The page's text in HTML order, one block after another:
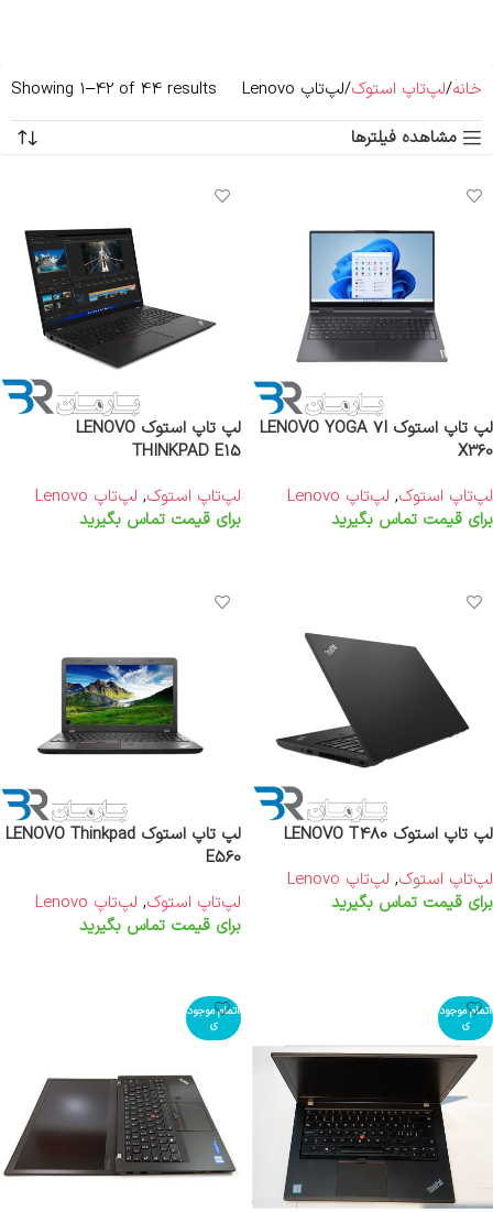
خانه لپ‌تاپ استوک لپ‌تاپ Lenovo
Showing 43–44 of 44 results
مشاهده فیلترها
لپ تاپ استوک LENOVO YOGA 7I
X360
لپ‌تاپ استوک, لپ‌تاپ Lenovo
برای قیمت تماس بگیرید
لپ تاپ استوک LENOVO
THINKPAD E15
لپ‌تاپ استوک, لپ‌تاپ Lenovo
برای قیمت تماس بگیرید
لپ تاپ استوک LENOVO T480
لپ‌تاپ استوک, لپ‌تاپ Lenovo
برای قیمت تماس بگیرید
لپ تاپ استوک LENOVO Thinkpad
E560
لپ‌تاپ استوک, لپ‌تاپ Lenovo
برای قیمت تماس بگیرید
اتمام موجود
ی
اتمام موجود
ی